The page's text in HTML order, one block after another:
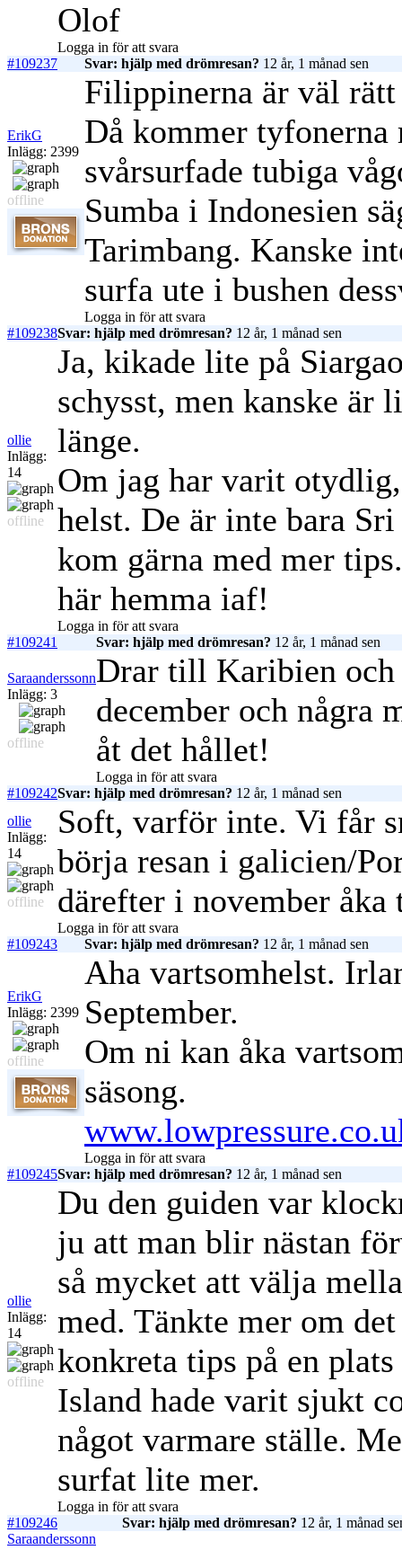
Olof
Logga in för att svara
#109237
Svar: hjälp med drömresan? 12 år, 1 månad sen
ErikG
Inlägg: 2399
offline
Filippinerna är väl
Då kommer
svårsurfade tubiga
Sumba i Indonesien
Tarimbang. Kanske
surfa ute i bushen
Logga in för att svara
#109238Svar: hjälp med drömresan? 12 år, 1 månad sen
ollie
Inlägg:
14
offline
Ja, kikade lite på
schysst, men kanske är
länge.
Om jag har varit
helst. De är inte bara
kom gärna med mer
här hemma iaf!
Logga in för att svara
#109241
Svar: hjälp med drömresan? 12 år, 1 månad sen
Saraanderssonn
Inlägg: 3
offline
Drar till Karibien och
december och några
åt det hållet!
Logga in för att svara
#109242Svar: hjälp med drömresan? 12 år, 1 månad sen
ollie
Inlägg:
14
offline
Soft, varför inte. Vi får
börja resan i galicien/
därefter i november
Logga in för att svara
#109243
Svar: hjälp med drömresan? 12 år, 1 månad sen
ErikG
Inlägg: 2399
offline
Aha vartsomhelst.
September.
Om ni kan åka
säsong.
Logga in för att svara
#109245Svar: hjälp med drömresan? 12 år, 1 månad sen
ollie
Inlägg:
14
offline
Du den guiden var
ju att man blir nästan
så mycket att välja
med. Tänkte mer om
konkreta tips på en
Island hade varit sjukt
något varmare ställe.
surfat lite mer.
Logga in för att svara
#109246
Svar: hjälp med drömresan? 12 år, 1 månad
Saraanderssonn